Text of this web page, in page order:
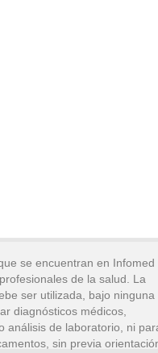
se encuentran en Infomed
de la salud. La
ser utilizada, bajo ninguna
diagnósticos médicos,
análisis de laboratorio, ni
sin previa